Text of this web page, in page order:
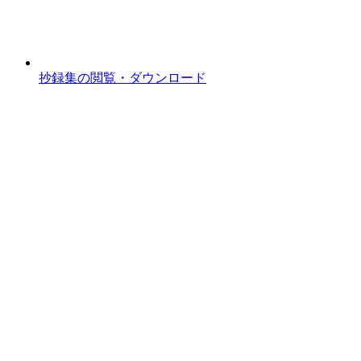
抄録集の閲覧・ダウンロード